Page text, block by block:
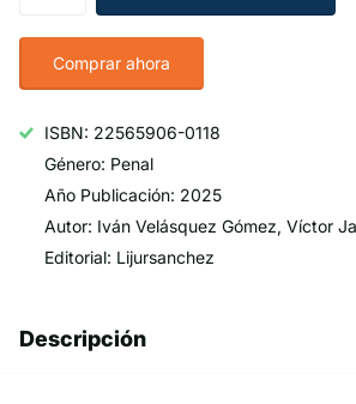
Comprar ahora
ISBN: 22565906-0118
Género: Penal
Año Publicación: 2025
Autor: Iván Velásquez Gómez, Víctor
Editorial: Lijursanchez
Descripción